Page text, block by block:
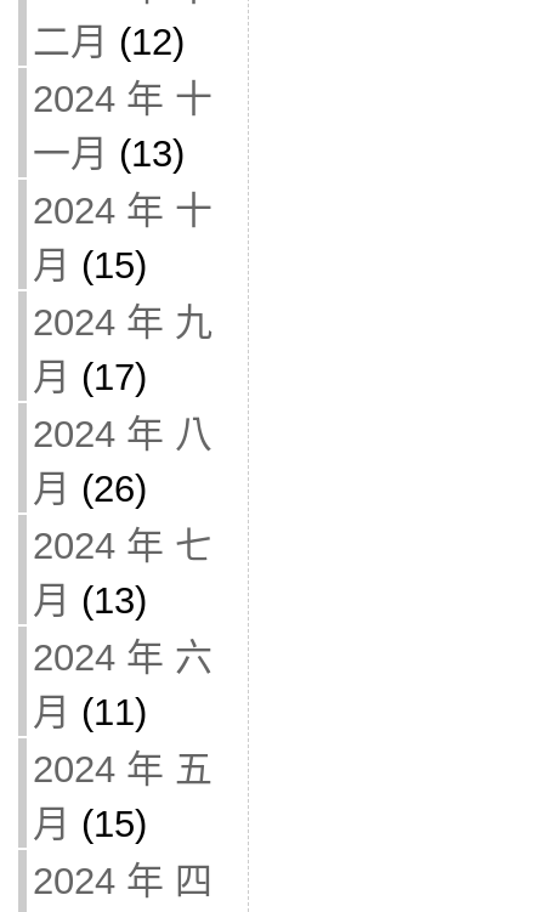
二月 (12)
2024 年 十
一月 (13)
2024 年 十
月 (15)
2024 年 九
月 (17)
2024 年 八
月 (26)
2024 年 七
月 (13)
2024 年 六
月 (11)
2024 年 五
月 (15)
2024 年 四